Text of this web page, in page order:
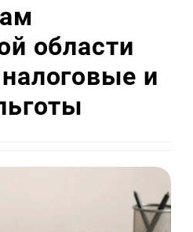
области
и